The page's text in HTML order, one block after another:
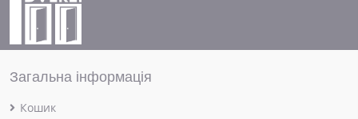
Загальна інформація
Кошик